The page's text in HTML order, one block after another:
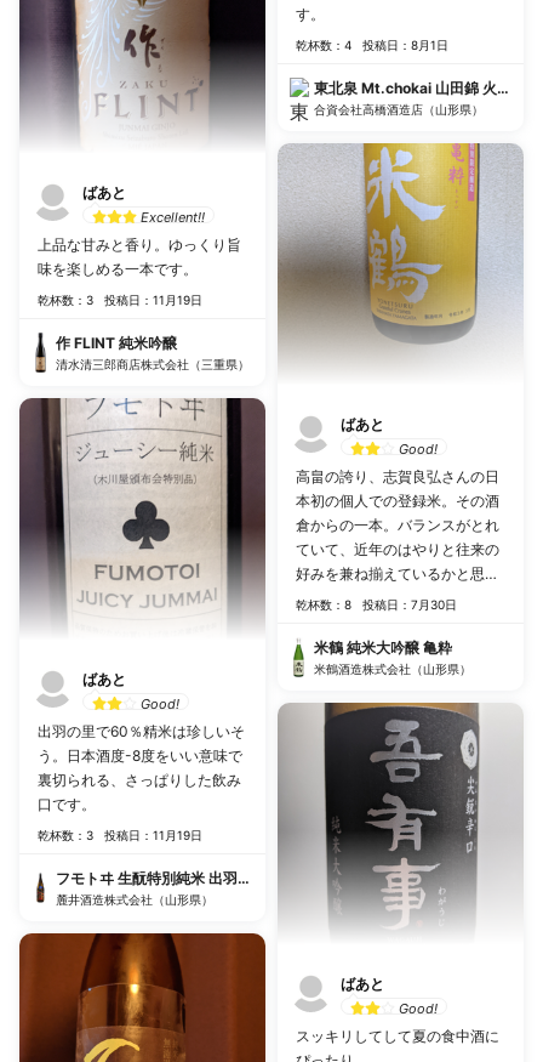
ばあと
Excellent!!
上品な甘みと香り。ゆっくり旨
味を楽しめる一本です。
乾杯数：3 投稿日：11月19日
作 FLINT 純米吟醸
清水清三郎商店株式会社（三重県）
ばあと
Good!
出羽の里で60％精米は珍しいそ
う。日本酒度-8度をいい意味で
裏切られる、さっぱりした飲み
口です。
乾杯数：3 投稿日：11月19日
フモトヰ 生酛特別純米 出羽の里
麓井酒造株式会社（山形県）
す。
乾杯数：4 投稿日：8月1日
東北泉 Mt.chokai 山田錦 火入れ原
合資会社高橋酒造店（山形県）
ばあと
Good!
高畠の誇り、志賀良弘さんの日
本初の個人での登録米。その酒
倉からの一本。バランスがとれ
ていて、近年のはやりと往来の
好みを兼ね揃えているかと思い
ます！
乾杯数：8 投稿日：7月30日
米鶴 純米大吟醸 亀粋
米鶴酒造株式会社（山形県）
ばあと
Good!
スッキリしてして夏の食中酒に